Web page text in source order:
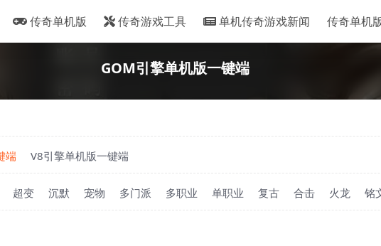
传奇单机版 传奇游戏工具 单机传奇游戏新闻 传奇单机
GOM引擎单机版一键端
端 V8引擎单机版一键端
超变 沉默 宠物 多门派 多职业 单职业 复古 合击 火龙 铭